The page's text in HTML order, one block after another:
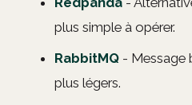
plus simple à opérer.
RabbitMQ - Message
plus légers.